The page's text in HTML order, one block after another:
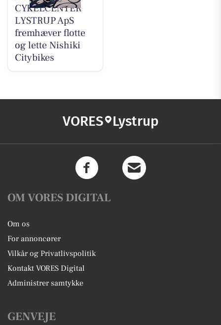
CYKELCENTER
LYSTRUP ApS
fremhæver flotte
og lette Nishiki
Citybikes
VORES Lystrup
OM VORES DIGITAL
Om os
For annoncører
Vilkår og Privatlivspolitik
Kontakt VORES Digital
Administrer samtykke
GENVEJE